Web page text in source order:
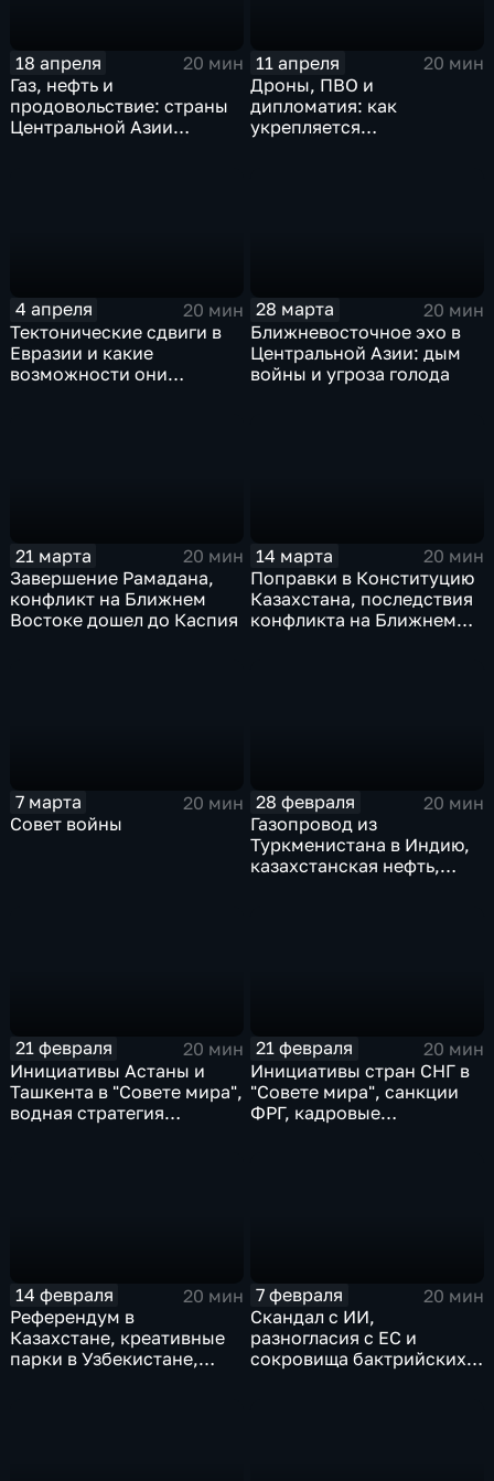
18 апреля
20 мин
Газ, нефть и
продовольствие: страны
Центральной Азии
11 апреля
20 мин
Дроны, ПВО и
дипломатия: как
укрепляется
4 апреля
20 мин
Тектонические сдвиги в
Евразии и какие
возможности они
28 марта
20 мин
Ближневосточное эхо в
Центральной Азии: дым
войны и угроза голода
21 марта
20 мин
Завершение Рамадана,
конфликт на Ближнем
Востоке дошел до Каспия
14 марта
20 мин
Поправки в Конституцию
Казахстана, последствия
конфликта на Ближнем
7 марта
20 мин
Совет войны
28 февраля
20 мин
Газопровод из
Туркменистана в Индию,
казахстанская нефть,
21 февраля
20 мин
Инициативы Астаны и
Ташкента в "Совете мира",
водная стратегия
21 февраля
20 мин
Инициативы стран СНГ в
"Совете мира", санкции
ФРГ, кадровые
14 февраля
20 мин
Референдум в
Казахстане, креативные
парки в Узбекистане,
7 февраля
20 мин
Скандал с ИИ,
разногласия с ЕС и
сокровища бактрийских